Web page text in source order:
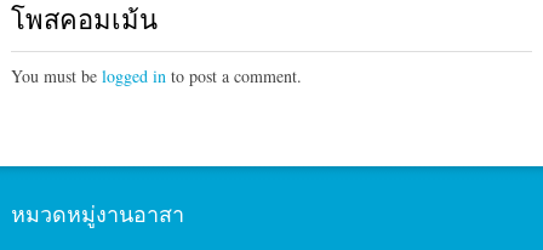
โพสคอมเม้น
You must be logged into post a comment.
หมวดหมู่งานอาสา